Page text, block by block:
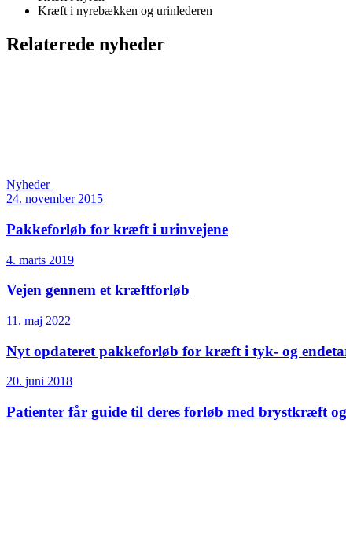
Kræft i nyrebækken og urinlederen
Relaterede nyheder
Nyheder
24. november 2015
Pakkeforløb for kræft i urinvejene
4. marts 2019
Vejen gennem et kræftforløb
11. maj 2022
Nyt opdateret pakkeforløb for kræft i tyk- og
20. juni 2018
Patienter får guide til deres forløb med brystkræft